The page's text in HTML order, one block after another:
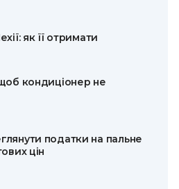
як її отримати
кондиціонер не
податки на пальне
цін